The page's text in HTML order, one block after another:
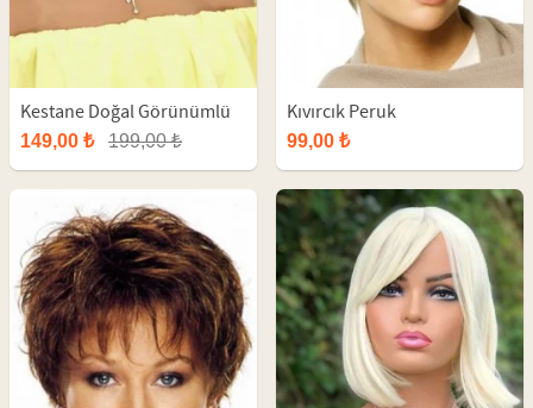
Kestane Doğal Görünümlü
Sentetik Kısa Peruk
149,00 ₺ 199,00 ₺
Kıvırcık Peruk
99,00 ₺